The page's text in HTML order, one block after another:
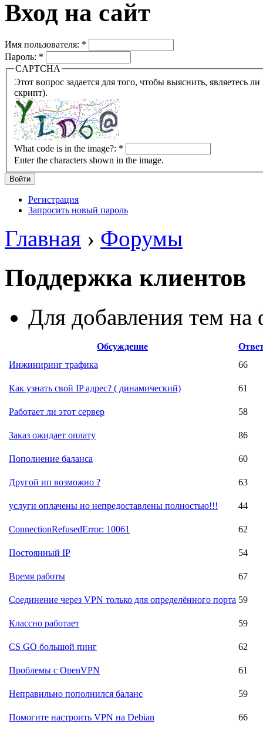
Вход на сайт
Имя пользователя: *
Пароль: *
CAPTCHA
Этот вопрос задается для того, чтобы выяснить, являетесь ли Вы человеком или представляете из себя робота
скрипт).
What code is in the image?: *
Enter the characters shown in the image.
Регистрация
Запросить новый пароль
Главная › Форумы
Поддержка клиентов
Для добавления тем
Обсуждение
Инжиниринг трафика
66
Как узнать свой IP адрес? ( динамический) 61
Работает ли этот сервер 58
Заказ ожидает оплату 86
Пополнение баланса 60
Другой ип возможно ? 63
услуги оплачены но непредоставлены полностью!!! 44
ConnectionRefusedError: 10061 62
Постоянный IP 54
Время работы 67
Соединение через VPN только для определённого порта 59
Классно работает 59
CS GO большой пинг 62
Проблемы с OpenVPN 61
Неправильно пополнился баланс 59
Помогите настроить VPN на Debian 66